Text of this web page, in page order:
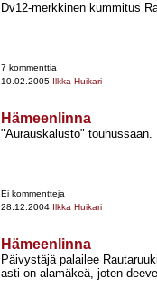
Dv12-​merkkinen kummitus
7 kommenttia
10.02.2005 Ilkka Huikari
Hämeenlinna
"Aurauskalusto" touhussaan.
Ei kommentteja
28.12.2004 Ilkka Huikari
Hämeenlinna
Päivystäjä palailee
asti on alamäkeä, joten